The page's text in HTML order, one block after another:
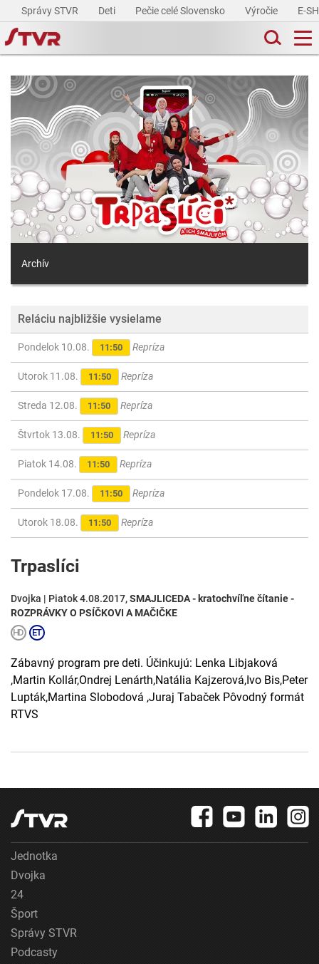
Správy STVR Deti Pečie celé Slovensko Výročie E-
Archív
Reláciu najbližšie vysielame
Pondelok 10.08. 11:50 Repríza
Utorok 11.08. 11:50 Repríza
Streda 12.08. 11:50 Repríza
Štvrtok 13.08. 11:50 Repríza
Piatok 14.08. 11:50 Repríza
Pondelok 17.08. 11:50 Repríza
Utorok 18.08. 11:50 Repríza
Trpaslíci
Dvojka | Piatok 4.08.2017,SMAJLICEDA - kratochvíľne čítanie -
ROZPRÁVKY O PSÍČKOVI A MAČIČKE
Zábavný program pre deti. Účinkujú: Lenka Libjaková
,Martin Kollár,Ondrej Lenárth,Natália Kajzerová,Ivo Bis,Peter
Lupták,Martina Slobodová ,Juraj Tabaček Pôvodný formát
RTVS
Jednotka
Dvojka
24
Šport
Správy STVR
Podcasty